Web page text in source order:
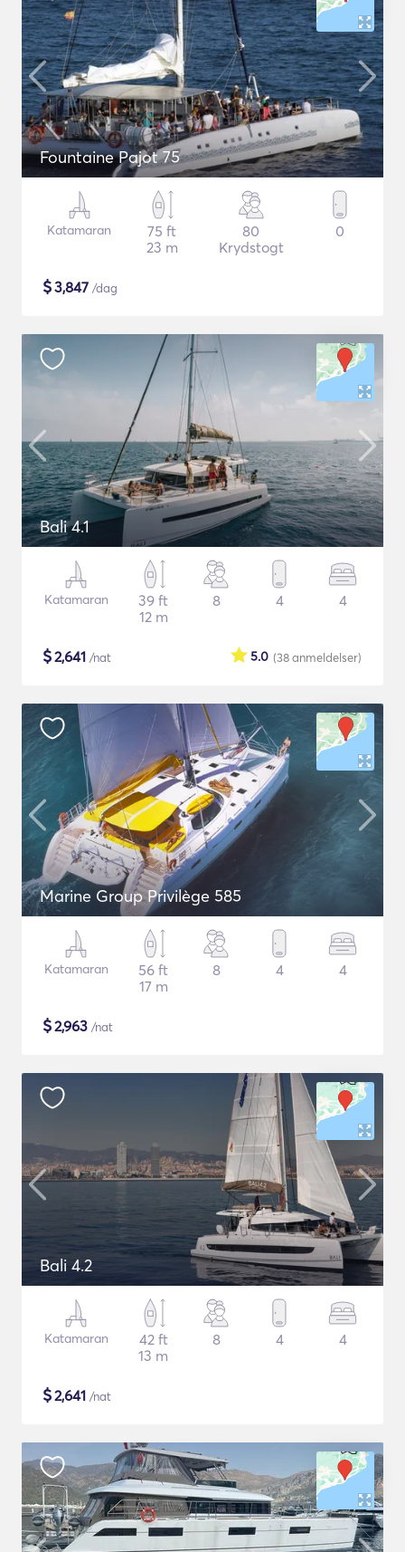
Fountaine Pajot 75
Katamaran
75 ft
23 m
80
Krydstogt
0
$3,847 /dag
Bali 4.1
Katamaran
39 ft
12 m
8 4 4
$2,641 /nat (38anmeldelser)
5.0
Marine Group Privilège 585
Katamaran
56 ft
17 m
8 4 4
$2,963 /nat
Bali 4.2
Katamaran
42 ft
13 m
8 4 4
$2,641 /nat